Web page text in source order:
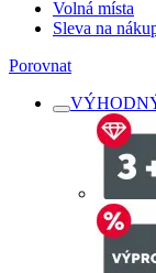
Volná místa
Sleva na
Porovnat